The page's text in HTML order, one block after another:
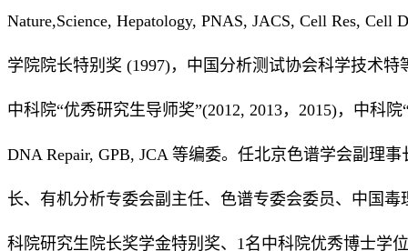
Nature,Science, Hepatology, PNAS, JACS, Cell Res,
学院院长特别奖 (1997)，中国分析测试协会科学技术
中科院“优秀研究生导师奖”(2012, 2013，2015)，中科
DNA Repair, GPB, JCA 等编委。任北京色谱学会副理
长、有机分析专委会副主任、色谱专委会委员、中国
科院研究生院长奖学金特别奖、1名中科院优秀博士学